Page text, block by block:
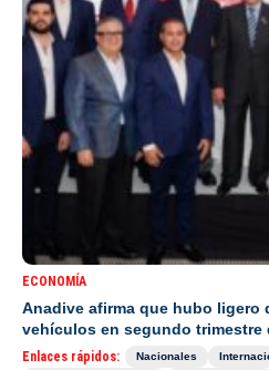
ECONOMÍA
Anadive afirma que hubo ligero
vehículos en segundo trimestre
Enlaces rápidos: Nacionales